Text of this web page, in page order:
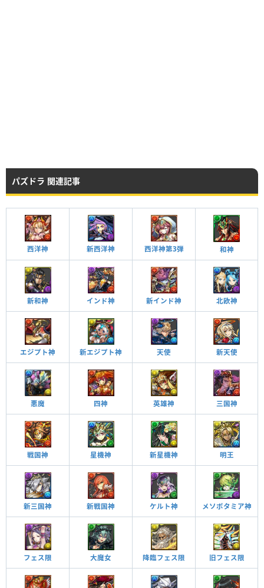
パズドラ 関連記事
西洋神 新西洋神 西洋神第3弾 和神
新和神 インド神 新インド神 北欧神
エジプト神 新エジプト神 天使 新天使
悪魔 四神 英雄神 三国神
戦国神 星機神 新星機神 明王
新三国神 新戦国神 ケルト神 メソポタミア神
フェス限 大魔女 降臨フェス限 旧フェス限